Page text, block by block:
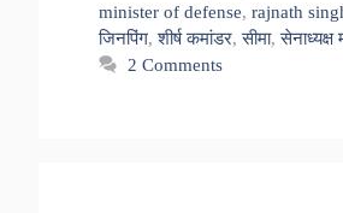
minister of defense, rajnath
जिनपिंग,शीर्ष कमांडर,सीमा,
2 Comments